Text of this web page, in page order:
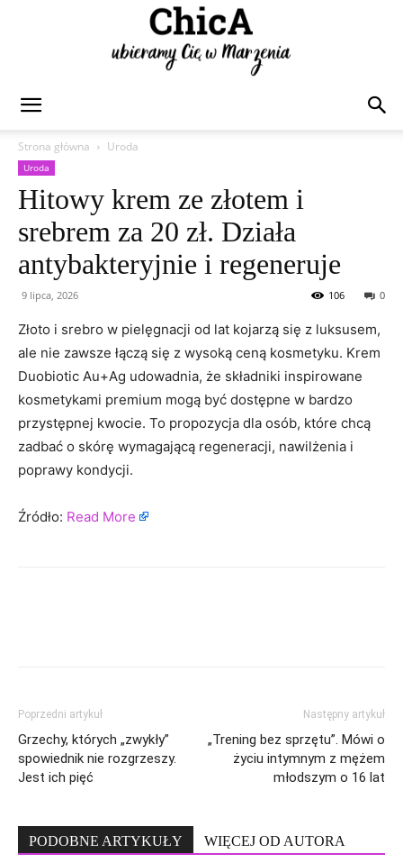
Strona główna
Uroda
Uroda
Hitowy krem ze złotem i
srebrem za 20 zł. Działa
antybakteryjnie i regeneruje
9 lipca, 2026 0
106
Złoto i srebro w pielęgnacji od lat kojarzą się z luksusem,
ale nie zawsze łączą się z wysoką ceną kosmetyku. Krem
Duobiotic Au+Ag udowadnia, że składniki inspirowane
kosmetykami premium mogą być dostępne w bardzo
przystępnej kwocie. To propozycja dla osób, które chcą
zadbać o skórę wymagającą regeneracji, nawilżenia i
poprawy kondycji.
Źródło: Read More
Poprzedni artykuł
Grzechy, których „zwykły”
spowiednik nie rozgrzeszy.
Jest ich pięć
Następny artykuł
„Trening bez sprzętu”. Mówi o
życiu intymnym z mężem
młodszym o 16 lat
PODOBNE ARTYKUŁY WIĘCEJ OD AUTORA